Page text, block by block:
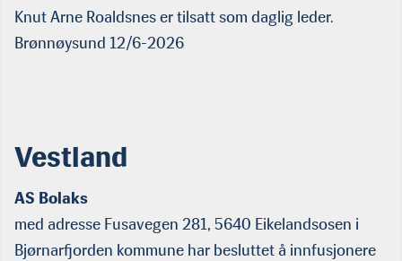
Knut Arne Roaldsnes er tilsatt som daglig leder.
Brønnøysund 12/6-2026
Vestland
AS Bolaks
med adresse Fusavegen 281, 5640 Eikelandsosen i
Bjørnarfjorden kommune har besluttet å innfusjonere